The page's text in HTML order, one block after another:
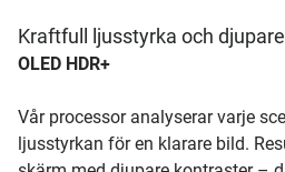
Kraftfull ljusstyrka och
OLED HDR+
Vår processor analyserar varje
ljusstyrkan för en klarare bild.